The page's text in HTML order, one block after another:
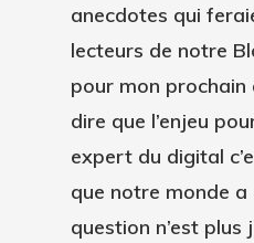
anecdotes qui
lecteurs de notre
pour mon prochain
dire que l’enjeu
expert du digital
que notre monde a
question n’est plus